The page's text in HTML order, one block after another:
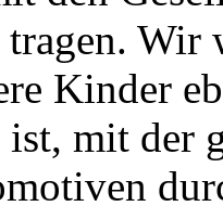
Wir
Kinder
mit der